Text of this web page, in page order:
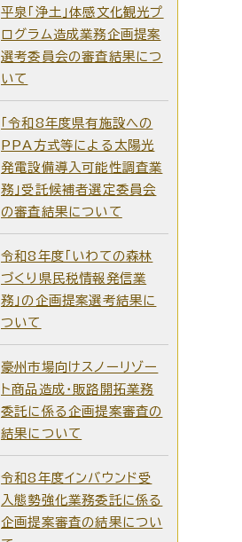
平泉「浄土」体感文化観光プ
ログラム造成業務企画提案
選考委員会の審査結果につ
いて
「令和8年度県有施設への
PPA方式等による太陽光
発電設備導入可能性調査業
務」受託候補者選定委員会
の審査結果について
令和8年度「いわての森林
づくり県民税情報発信業
務」の企画提案選考結果に
ついて
豪州市場向けスノーリゾー
ト商品造成・販路開拓業務
委託に係る企画提案審査の
結果について
令和8年度インバウンド受
入態勢強化業務委託に係る
企画提案審査の結果につい